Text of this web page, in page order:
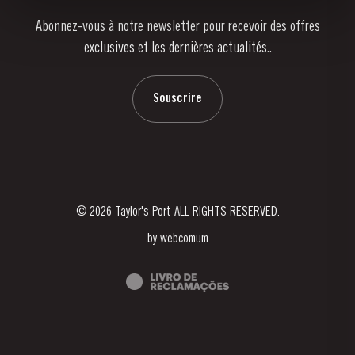
Nouvelles
Abonnez-vous à notre newsletter pour recevoir des offres
exclusives et les dernières actualités..
Souscrire
© 2026 Taylor's Port ALL RIGHTS RESERVED.
by webcomum